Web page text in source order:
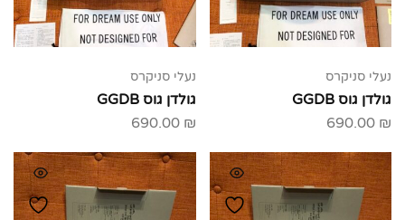
נעלי סניקרס
גולדן גוס GGDB
690.00 ₪
נעלי סניקרס
גולדן גוס GGDB
690.00 ₪